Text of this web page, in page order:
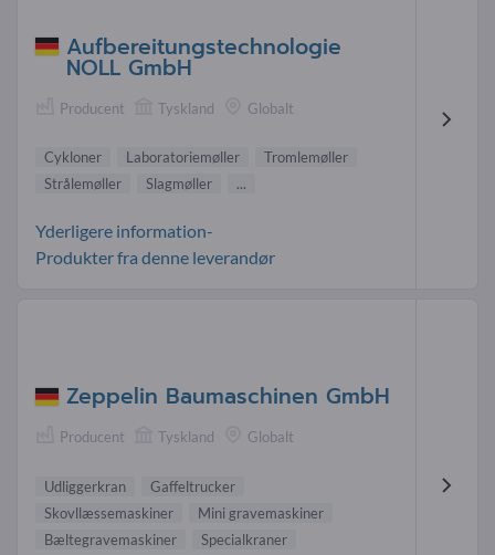
Aufbereitungstechnologie
NOLL GmbH
Producent Tyskland Globalt
Cykloner Laboratoriemøller
Tromlemøller
Strålemøller
Slagmøller ...
Yderligere information-
Produkter fra denne leverandør
Zeppelin Baumaschinen GmbH
Producent Tyskland Globalt
Udliggerkran
Gaffeltrucker
Skovllæssemaskiner
Mini gravemaskiner
Bæltegravemaskiner
Specialkraner